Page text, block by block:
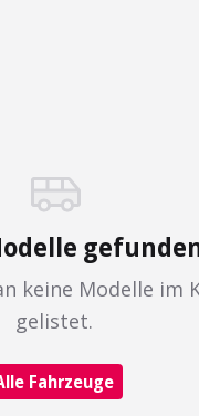
keine Modelle im
gelistet.
Fahrzeuge